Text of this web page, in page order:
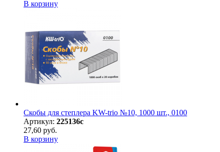
В корзину
Скобы для степлера KW-trio №10, 1000 шт., 0100
Артикул: 225136с
27,60 руб.
В корзину